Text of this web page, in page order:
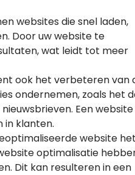
websites die snel laden,
Door uw website te
wat leidt tot meer
ook het verbeteren van
ondernemen, zoals het
Een website
in klanten.
website het
optimalisatie
Dit kan resulteren in een